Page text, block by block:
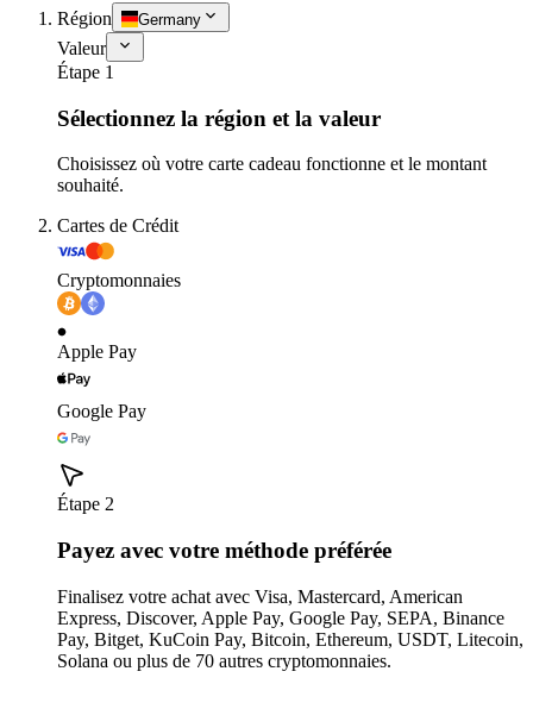
Région Germany
Valeur
Étape 1
Sélectionnez la région et la valeur
Choisissez où votre carte cadeau fonctionne et le montant
souhaité.
Cartes de Crédit
Cryptomonnaies
Apple Pay
Google Pay
Étape 2
Payez avec votre méthode préférée
Finalisez votre achat avec Visa, Mastercard, American
Express, Discover, Apple Pay, Google Pay, SEPA, Binance
Pay, Bitget, KuCoin Pay, Bitcoin, Ethereum, USDT, Litecoin,
Solana ou plus de 70 autres cryptomonnaies.